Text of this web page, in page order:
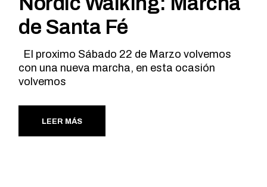
de Santa Fé
El proximo Sábado 22 de Marzo volvemos
con una nueva marcha, en esta ocasión
volvemos
LEER MÁS